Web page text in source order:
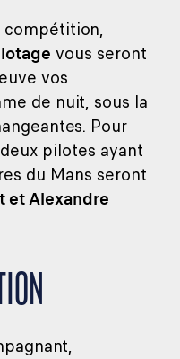
compétition,
vous seront
vos
de nuit, sous la
Pour
pilotes ayant
du Mans seront
et Alexandre